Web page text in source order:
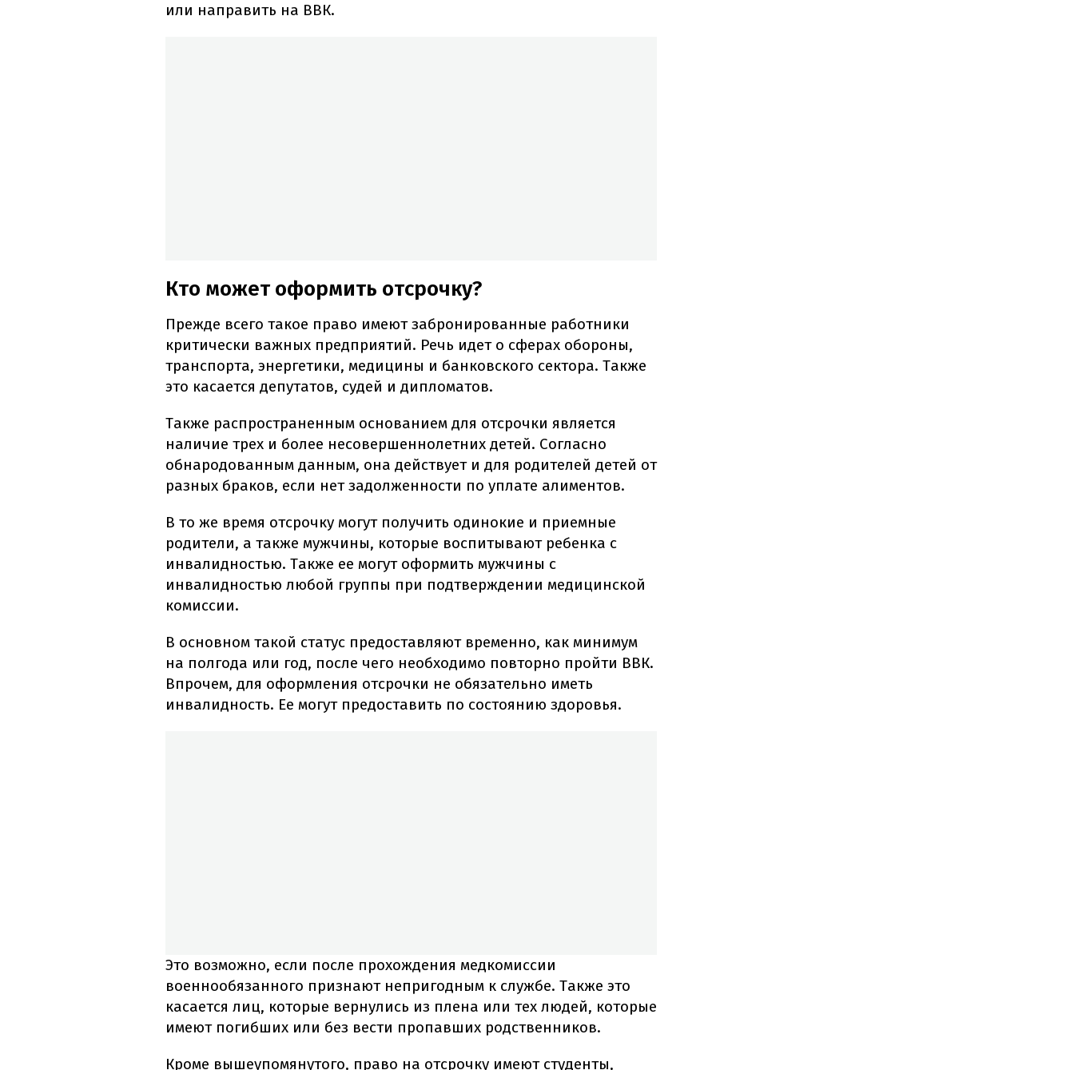
или направить на ВВК.
Кто может оформить отсрочку?
Прежде всего такое право имеют забронированные работники
критически важных предприятий. Речь идет о сферах обороны,
транспорта, энергетики, медицины и банковского сектора. Также
это касается депутатов, судей и дипломатов.
Также распространенным основанием для отсрочки является
наличие трех и более несовершеннолетних детей. Согласно
обнародованным данным, она действует и для родителей детей от
разных браков, если нет задолженности по уплате алиментов.
В то же время отсрочку могут получить одинокие и приемные
родители, а также мужчины, которые воспитывают ребенка с
инвалидностью. Также ее могут оформить мужчины с
инвалидностью любой группы при подтверждении медицинской
комиссии.
В основном такой статус предоставляют временно, как минимум
на полгода или год, после чего необходимо повторно пройти ВВК.
Впрочем, для оформления отсрочки не обязательно иметь
инвалидность. Ее могут предоставить по состоянию здоровья.
Это возможно, если после прохождения медкомиссии
военнообязанного признают непригодным к службе. Также это
касается лиц, которые вернулись из плена или тех людей, которые
имеют погибших или без вести пропавших родственников.
Кроме вышеупомянутого, право на отсрочку имеют студенты,